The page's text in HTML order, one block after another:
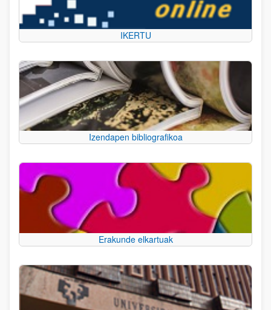
IKERTU
Izendapen bibliografikoa
Erakunde elkartuak